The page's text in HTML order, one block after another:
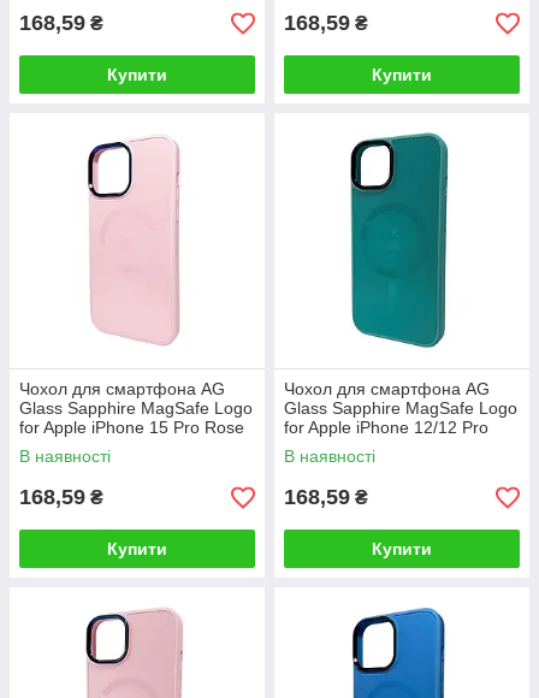
168,59 ₴
Купити
168,59 ₴
Купити
Чохол для смартфона AG
Glass Sapphire MagSafe Logo
for Apple iPhone 15 Pro Rose
Gold
В наявності
168,59 ₴
Купити
Чохол для смартфона AG
Glass Sapphire MagSafe Logo
for Apple iPhone 12/12 Pro
Green
В наявності
168,59 ₴
Купити